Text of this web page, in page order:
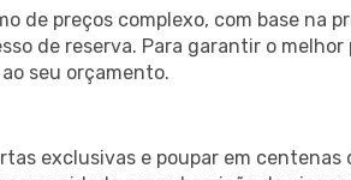
de preços complexo, com base na
de reserva. Para garantir o melhor
seu orçamento.
exclusivas e poupar em